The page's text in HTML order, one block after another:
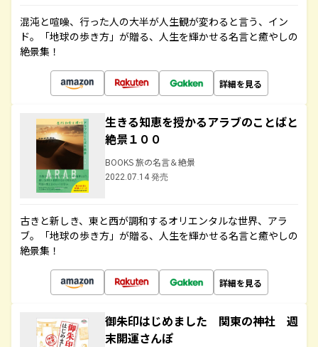
混沌と喧噪、行った人の大半が人生観が変わると言う、イン
ド。「地球の歩き方」が贈る、人生を輝かせる名言と癒やしの
絶景集！
詳細を見る
生きる知恵を授かるアラブのことばと
絶景１００
BOOKS 旅の名言＆絶景
2022.07.14 発売
古きと新しき、東と西が調和するオリエンタルな世界、アラ
ブ。「地球の歩き方」が贈る、人生を輝かせる名言と癒やしの
絶景集！
詳細を見る
御朱印はじめました 関東の神社 週
末開運さんぽ